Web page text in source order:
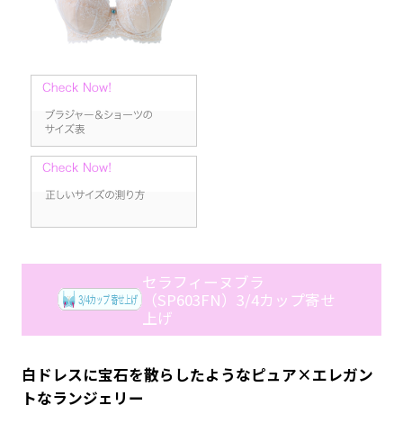
セラフィーヌブラ
（SP603FN）3/4カップ寄せ
上げ
白ドレスに宝石を散らしたようなピュア×エレガン
トなランジェリー